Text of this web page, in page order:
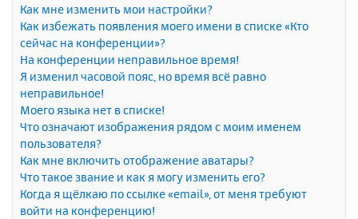
Как мне изменить мои настройки?
Как избежать появления моего имени в списке «Кто
сейчас на конференции»?
На конференции неправильное время!
Я изменил часовой пояс, но время всё равно
неправильное!
Моего языка нет в списке!
Что означают изображения рядом с моим именем
пользователя?
Как мне включить отображение аватары?
Что такое звание и как я могу изменить его?
Когда я щёлкаю по ссылке «email», от меня требуют
войти на конференцию!